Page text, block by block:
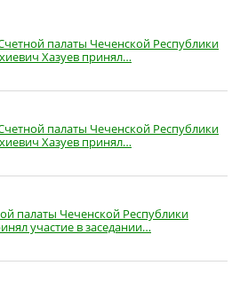
палаты Чеченской Республики
Хазуев принял…
палаты Чеченской Республики
Хазуев принял…
палаты Чеченской Республики
участие в заседании…